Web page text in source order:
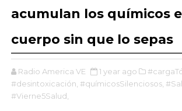
acumulan los químicos
cuerpo sin que lo sepas
Radio America VE 1 year ago
#desintoxicación, #químicosSilenciosos,
#Vierne5Salud,